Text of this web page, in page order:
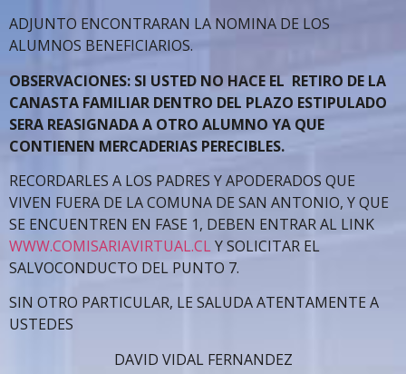
ADJUNTO ENCONTRARAN LA NOMINA DE LOS
ALUMNOS BENEFICIARIOS.
OBSERVACIONES: SI USTED NO HACE EL RETIRO DE LA
CANASTA FAMILIAR DENTRO DEL PLAZO ESTIPULADO
SERA REASIGNADA A OTRO ALUMNO YA QUE
CONTIENEN MERCADERIAS PERECIBLES.
RECORDARLES A LOS PADRES Y APODERADOS QUE
VIVEN FUERA DE LA COMUNA DE SAN ANTONIO, Y QUE
SE ENCUENTREN EN FASE 1, DEBEN ENTRAR AL LINK
WWW.COMISARIAVIRTUAL.CL Y SOLICITAR EL
SALVOCONDUCTO DEL PUNTO 7.
SIN OTRO PARTICULAR, LE SALUDA ATENTAMENTE A
USTEDES
DAVID VIDAL FERNANDEZ